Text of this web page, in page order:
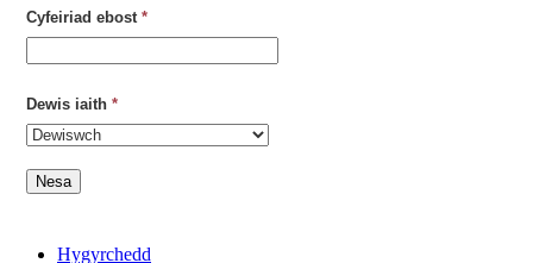
Cyfeiriad ebost *
Dewis iaith *
Nesa
Hygyrchedd